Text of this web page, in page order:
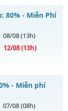
80% - Miễn Phí
08/08(13h)
12/08(13h)
- Miễn phí
07/08(08h)